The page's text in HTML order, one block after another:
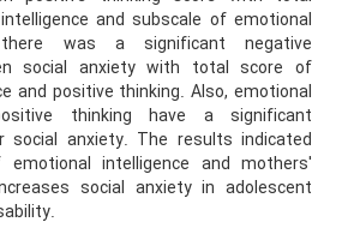
and subscale of emotional
was a significant negative
social anxiety with total score of
and positive thinking. Also, emotional
thinking have a significant
social anxiety. The results indicated
intelligence and mothers'
social anxiety in adolescent